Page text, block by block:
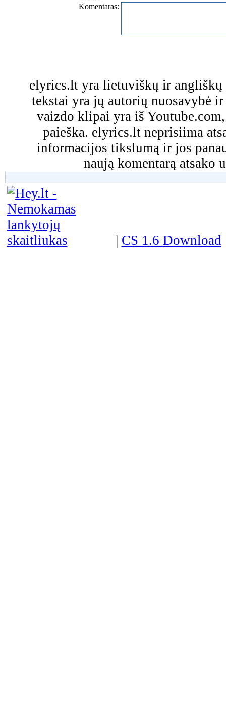
Komentaras:
elyrics.lt yra lietuviškų ir angliškų
tekstai yra jų autorių nuosavybė
vaizdo klipai yra iš
paieška. elyrics.lt neprisiima
informacijos tikslumą ir jos
naują komentarą atsako
| CS 1.6 Download